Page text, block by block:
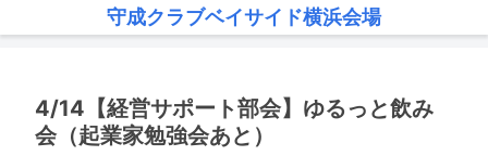
守成クラブベイサイド横浜会場
4/14【経営サポート部会】ゆるっと飲み
会（起業家勉強会あと）